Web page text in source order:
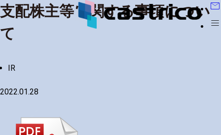
mail
menu
支配株主等に関する事項につい
て
IR
2022.01.28